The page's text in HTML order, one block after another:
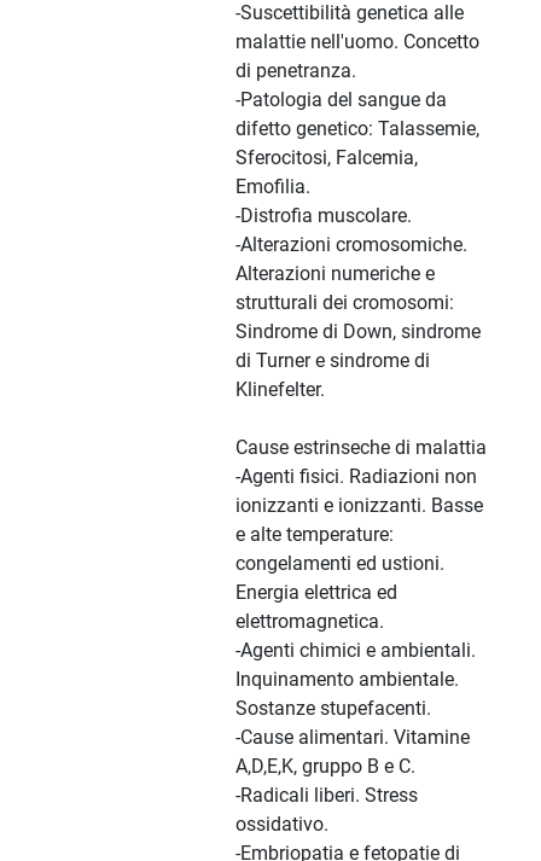
-Suscettibilità genetica alle
malattie nell'uomo. Concetto
di penetranza.
-Patologia del sangue da
difetto genetico: Talassemie,
Sferocitosi, Falcemia,
Emofilia.
-Distrofia muscolare.
-Alterazioni cromosomiche.
Alterazioni numeriche e
strutturali dei cromosomi:
Sindrome di Down, sindrome
di Turner e sindrome di
Klinefelter.
Cause estrinseche di malattia
-Agenti fisici. Radiazioni non
ionizzanti e ionizzanti. Basse
e alte temperature:
congelamenti ed ustioni.
Energia elettrica ed
elettromagnetica.
-Agenti chimici e ambientali.
Inquinamento ambientale.
Sostanze stupefacenti.
-Cause alimentari. Vitamine
A,D,E,K, gruppo B e C.
-Radicali liberi. Stress
ossidativo.
-Embriopatia e fetopatie di